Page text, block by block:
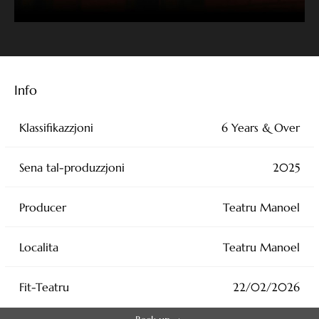
Designer Stewart Charlesworth
Info
Klassifikazzjoni 6 Years & Over
Sena tal-produzzjoni 2025
Producer Teatru Manoel
Localita Teatru Manoel
Fit-Teatru 22/02/2026